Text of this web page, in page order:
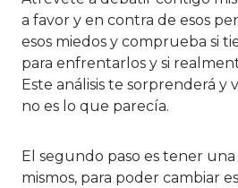
a favor y en contra de esos
esos miedos y comprueba si
para enfrentarlos y si
Este análisis te sorprenderá y
no es lo que parecía.
El segundo paso es tener
mismos, para poder cambiar